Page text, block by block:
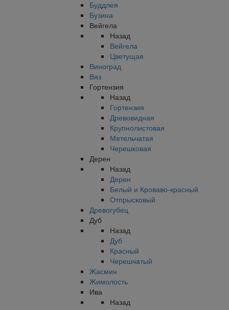
Буддлея
Бузина
Вейгела
Назад
Вейгела
Цветущая
Виноград
Вяз
Гортензия
Назад
Гортензия
Древовидная
Крупнолистовая
Метельчатая
Черешковая
Дерен
Назад
Дерен
Белый и Кроваво-красный
Отпрысковый
Древогубец
Дуб
Назад
Дуб
Красный
Черешчатый
Жасмин
Жимолость
Ива
Назад